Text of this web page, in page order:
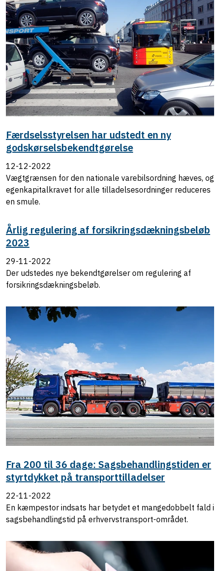
Færdselsstyrelsen har udstedt en ny
godskørselsbekendtgørelse
12-12-2022
Vægtgrænsen for den nationale varebilsordning hæves, og
egenkapitalkravet for alle tilladelsesordninger reduceres
en smule.
Årlig regulering af forsikringsdækningsbeløb
2023
29-11-2022
Der udstedes nye bekendtgørelser om regulering af
forsikringsdækningsbeløb.
Fra 200 til 36 dage: Sagsbehandlingstiden er
styrtdykket på transporttilladelser
22-11-2022
En kæmpestor indsats har betydet et mangedobbelt fald i
sagsbehandlingstid på erhvervstransport-området.